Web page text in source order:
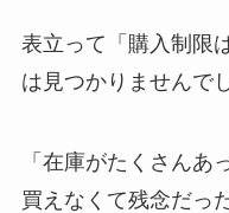
表立って「購入制限
は見つかりませんで
「在庫がたくさんあ
買えなくて残念だっ